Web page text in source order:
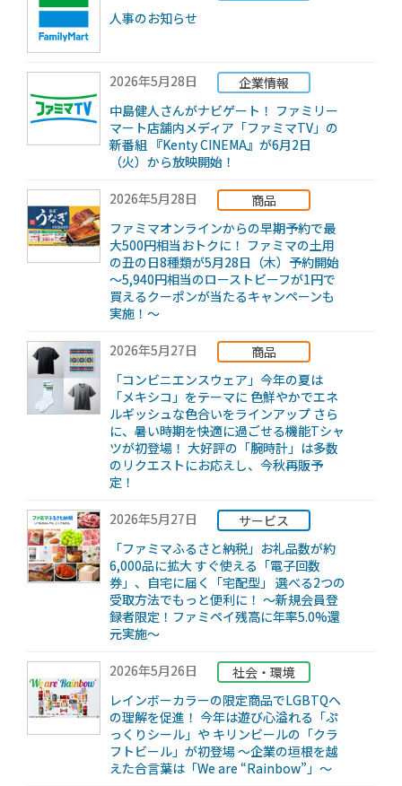
人事のお知らせ
2026年5月28日
企業情報
中島健人さんがナビゲート！ ファミリー
マート店舗内メディア「ファミマTV」の
新番組 『Kenty CINEMA』が6月2日
（火）から放映開始！
2026年5月28日
商品
ファミマオンラインからの早期予約で最
大500円相当おトクに！ ファミマの土用
の丑の日8種類が5月28日（木）予約開始
～5,940円相当のローストビーフが1円で
買えるクーポンが当たるキャンペーンも
実施！～
2026年5月27日
商品
「コンビニエンスウェア」今年の夏は
「メキシコ」をテーマに 色鮮やかでエネ
ルギッシュな色合いをラインアップ さら
に、暑い時期を快適に過ごせる機能Tシャ
ツが初登場！ 大好評の「腕時計」は多数
のリクエストにお応えし、今秋再販予
定！
2026年5月27日
サービス
「ファミマふるさと納税」お礼品数が約
6,000品に拡大 すぐ使える「電子回数
券」、自宅に届く「宅配型」 選べる2つの
受取方法でもっと便利に！ ～新規会員登
録者限定！ファミペイ残高に年率5.0%還
元実施～
2026年5月26日
社会・環境
レインボーカラーの限定商品でLGBTQへ
の理解を促進！ 今年は遊び心溢れる「ぷ
っくりシール」や キリンビールの「クラ
フトビール」が初登場 ～企業の垣根を越
えた合言葉は「We are “Rainbow”」～